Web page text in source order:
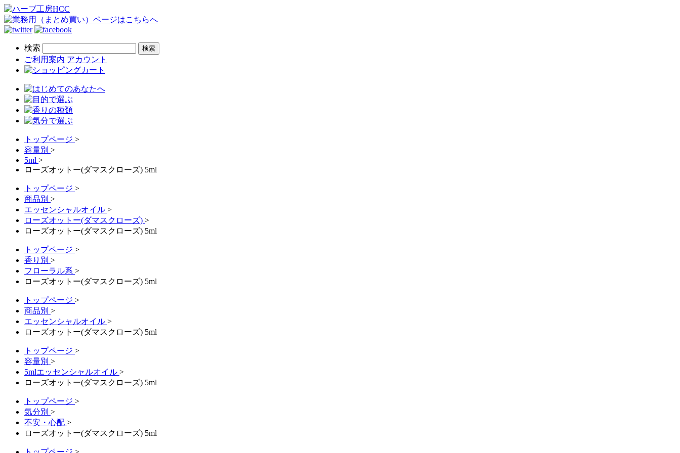
検索
ご利用案内 アカウント
トップページ >
容量別 >
5ml >
ローズオットー(ダマスクローズ) 5ml
トップページ >
商品別 >
エッセンシャルオイル >
ローズオットー(ダマスクローズ) >
ローズオットー(ダマスクローズ) 5ml
トップページ >
香り別 >
フローラル系 >
ローズオットー(ダマスクローズ) 5ml
トップページ >
商品別 >
エッセンシャルオイル >
ローズオットー(ダマスクローズ) 5ml
トップページ >
容量別 >
5mlエッセンシャルオイル >
ローズオットー(ダマスクローズ) 5ml
トップページ >
気分別 >
不安・心配 >
ローズオットー(ダマスクローズ) 5ml